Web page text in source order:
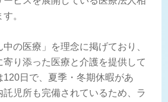
。
の医療」を理念に掲げており、
り添った医療と介護を提供して
120日で、夏季・冬期休暇があ
託児所も完備されているため、ラ